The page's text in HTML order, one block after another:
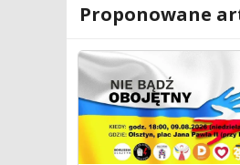
Proponowane